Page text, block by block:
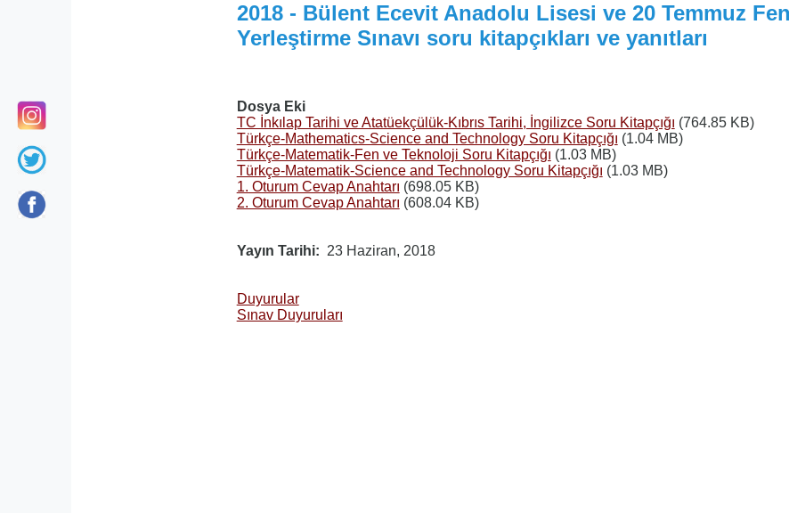
2018 - Bülent Ecevit Anadolu Lisesi ve 20 Temmuz
Yerleştirme Sınavı soru kitapçıkları ve yanıtları
Dosya Eki
TC İnkılap Tarihi ve Atatüekçülük-Kıbrıs Tarihi, İngilizce Soru Kitapçığı (764.85 KB)
Türkçe-Mathematics-Science and Technology Soru Kitapçığı (1.04 MB)
Türkçe-Matematik-Fen ve Teknoloji Soru Kitapçığı (1.03 MB)
Türkçe-Matematik-Science and Technology Soru Kitapçığı (1.03 MB)
1. Oturum Cevap Anahtarı (698.05 KB)
2. Oturum Cevap Anahtarı (608.04 KB)
Yayın Tarihi 23 Haziran, 2018
Duyurular
Sınav Duyuruları